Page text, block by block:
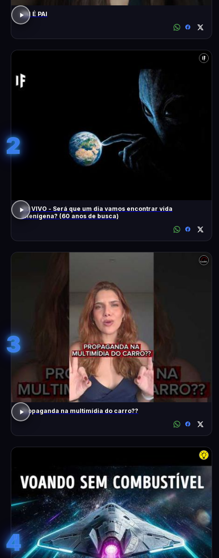
PAI É PAI
2
AO VIVO - Será que um dia vamos encontrar vida
alienígena? (60 anos de busca)
3
Propaganda na multimídia do carro??
4